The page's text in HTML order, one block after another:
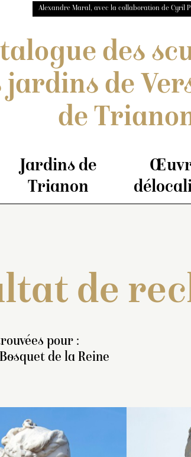
Alexandre Maral, avec la collaboration de Cyril
des
jardins de
de
Jardins de
Trianon
de
pour :
de la Reine